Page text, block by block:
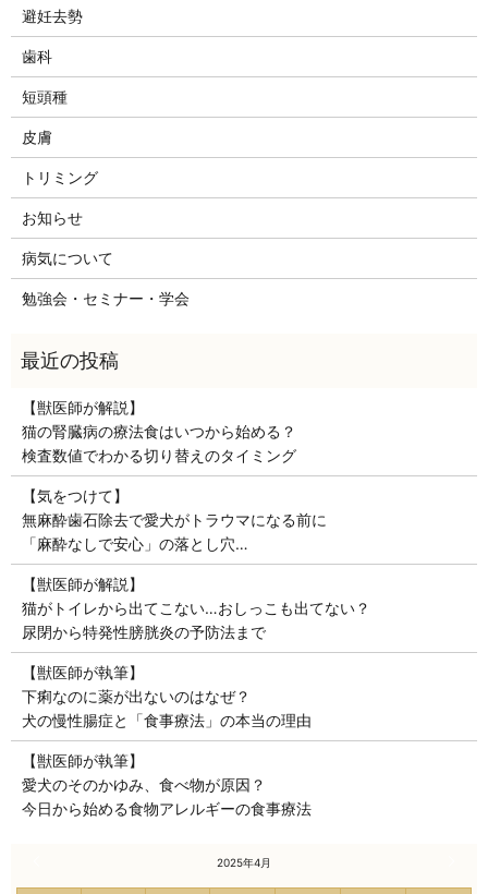
避妊去勢
歯科
短頭種
皮膚
トリミング
お知らせ
病気について
勉強会・セミナー・学会
【獣医師が解説】
猫の腎臓病の療法食はいつから始める？
検査数値でわかる切り替えのタイミング
【気をつけて】
無麻酔歯石除去で愛犬がトラウマになる前に
「麻酔なしで安心」の落とし穴…
【獣医師が解説】
猫がトイレから出てこない…おしっこも出てない？
尿閉から特発性膀胱炎の予防法まで
【獣医師が執筆】
下痢なのに薬が出ないのはなぜ？
犬の慢性腸症と「食事療法」の本当の理由
【獣医師が執筆】
愛犬のそのかゆみ、食べ物が原因？
今日から始める食物アレルギーの食事療法
2025年4月